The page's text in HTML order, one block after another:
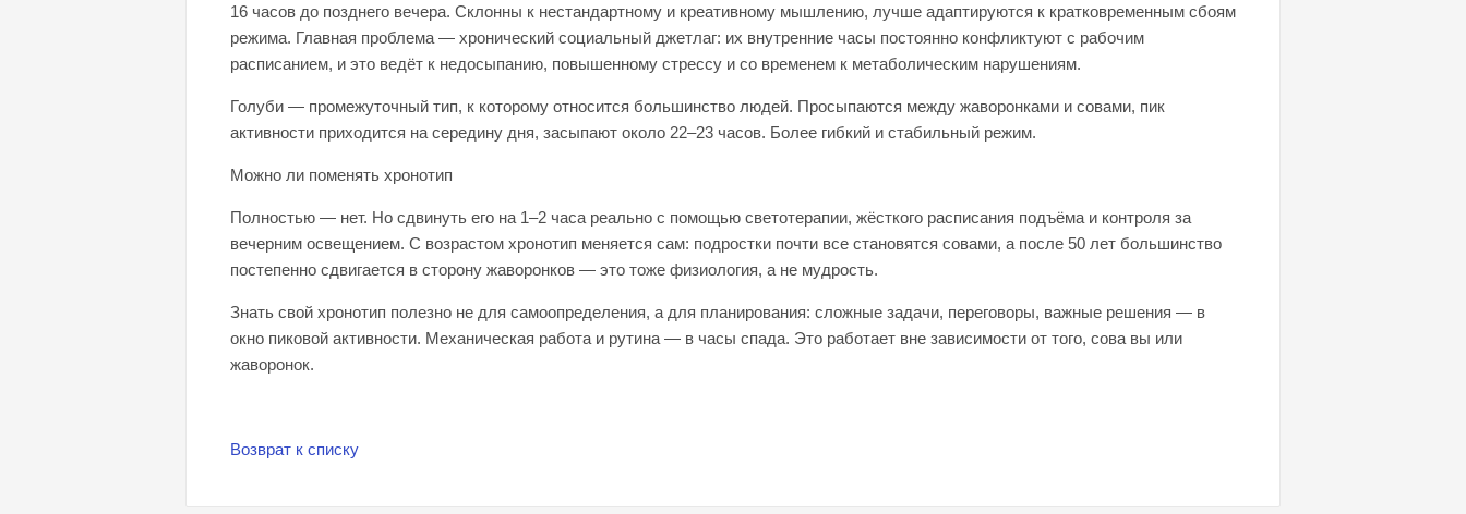
16 часов до позднего вечера. Склонны к нестандартному и креативному мышлению, лучше адаптируются к кратковременным сбоям
режима. Главная проблема — хронический социальный джетлаг: их внутренние часы постоянно конфликтуют с рабочим
расписанием, и это ведёт к недосыпанию, повышенному стрессу и со временем к метаболическим нарушениям.
Голуби — промежуточный тип, к которому относится большинство людей. Просыпаются между жаворонками и совами, пик
активности приходится на середину дня, засыпают около 22–23 часов. Более гибкий и стабильный режим.​
Можно ли поменять хронотип
Полностью — нет. Но сдвинуть его на 1–2 часа реально с помощью светотерапии, жёсткого расписания подъёма и контроля за
вечерним освещением. С возрастом хронотип меняется сам: подростки почти все становятся совами, а после 50 лет большинство
постепенно сдвигается в сторону жаворонков — это тоже физиология, а не мудрость.
Знать свой хронотип полезно не для самоопределения, а для планирования: сложные задачи, переговоры, важные решения — в
окно пиковой активности. Механическая работа и рутина — в часы спада. Это работает вне зависимости от того, сова вы или
жаворонок.​
Возврат к списку